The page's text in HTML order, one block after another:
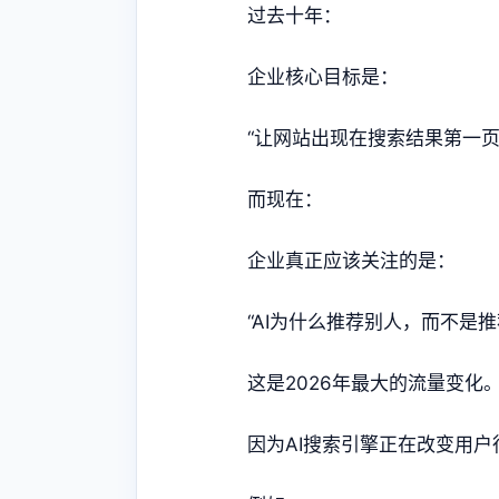
过去十年：
企业核心目标是：
“让网站出现在搜索结果第一
而现在：
企业真正应该关注的是：
“AI为什么推荐别人，而不是
这是2026年最大的流量变化。
因为AI搜索引擎正在改变用户